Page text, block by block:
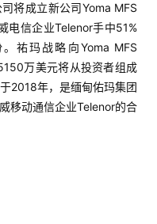
将成立新公司Yoma MFS
电信企业Telenor手中51%
祐玛战略向Yoma MFS
万美元将从投资者组成
2018年，是缅甸佑玛集团
移动通信企业Telenor的合